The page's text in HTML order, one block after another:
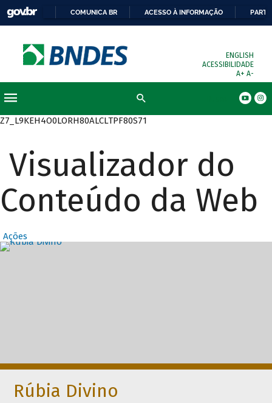
COMUNICA BR ACESSO À INFORMAÇÃO
ENGLISH
ACESSIBILIDADE
A+ A-
Z7_L9KEH4O0LORH80ALCLTPF80S71
Visualizador do
Conteúdo da Web
Ações
Destaques
Rúbia Divino